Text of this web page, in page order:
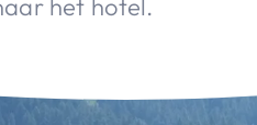
het hotel.